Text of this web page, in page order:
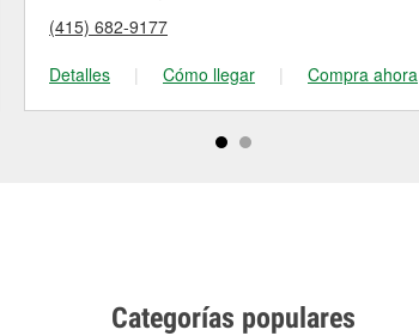
(415) 682-9177
Detalles
| Cómo llegar | Compra ahora
Categorías populares